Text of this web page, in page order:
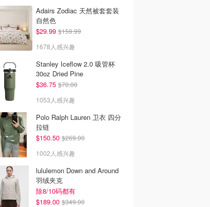
Adairs Zodiac 天然被套套装
自然色
$29.99 $159.99
1678人感兴趣
Stanley Iceflow 2.0 吸管杯
30oz Dried Pine
$36.75 $70.00
1053人感兴趣
Polo Ralph Lauren 卫衣 四分
拉链
$150.50 $269.00
1002人感兴趣
lululemon Down and Around
羽绒夹克
除8/10码都有
$189.00 $349.00